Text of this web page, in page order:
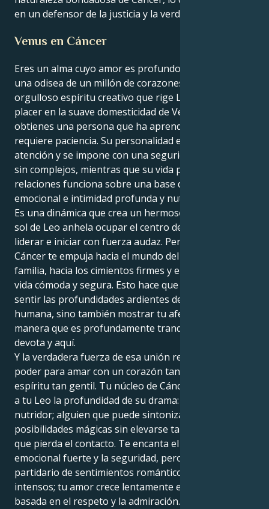
en un defensor de la justicia y la verdad.
Venus en Cáncer
Eres un alma cuyo amor es profundo y emocional,
una odisea de un millón de corazones: cuando el
orgulloso espíritu creativo que rige Leo encuentra su
placer en la suave domesticidad de Venus en Cáncer,
obtienes una persona que ha aprendido que el amor
requiere paciencia. Su personalidad externa ansía
atención y se impone con una seguridad en sí misma
sin complejos, mientras que su vida privada de
relaciones funciona sobre una base de seguridad
emocional e intimidad profunda y nutritiva.
Es una dinámica que crea un hermoso tira y afloja. Tu
sol de Leo anhela ocupar el centro del escenario,
liderar e iniciar con fuerza audaz. Pero tu Venus en
Cáncer te empuja hacia el mundo del hogar y la
familia, hacia los cimientos firmes y el deseo de una
vida cómoda y segura. Esto hace que no sólo puedas
sentir las profundidades ardientes de la conexión
humana, sino también mostrar tu afecto de una
manera que es profundamente tranquilizadora,
devota y aquí.
Y la verdadera fuerza de esa unión reside en tu
poder para amar con un corazón tan fuerte y un
espíritu tan gentil. Tu núcleo de Cáncer proporciona
a tu Leo la profundidad de su drama: eres un
nutridor; alguien que puede sintonizar con
posibilidades mágicas sin elevarse tanto en las nubes
que pierda el contacto. Te encanta el apego
emocional fuerte y la seguridad, pero no eres
partidario de sentimientos románticos dramáticos o
intensos; tu amor crece lentamente en una relación
basada en el respeto y la admiración.